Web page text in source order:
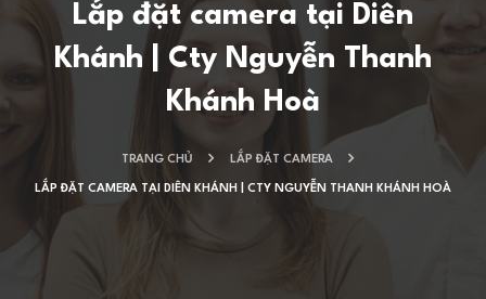
Lắp đặt camera tại Diên
Khánh | Cty Nguyễn Thanh
Khánh Hoà
TRANG CHỦ LẮP ĐẶT CAMERA
LẮP ĐẶT CAMERA TẠI DIÊN KHÁNH | CTY NGUYỄN THANH KHÁNH HOÀ
Đăng 10 tháng 10, 2024
2830 lượt xem